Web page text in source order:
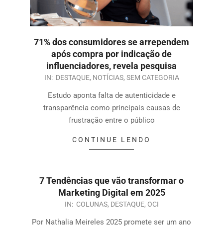
71% dos consumidores se arrependem
após compra por indicação de
influenciadores, revela pesquisa
IN: DESTAQUE, NOTÍCIAS, SEM CATEGORIA
Estudo aponta falta de autenticidade e
transparência como principais causas de
frustração entre o público
CONTINUE LENDO
7 Tendências que vão transformar o
Marketing Digital em 2025
IN: COLUNAS, DESTAQUE, OCI
Por Nathalia Meireles 2025 promete ser um ano